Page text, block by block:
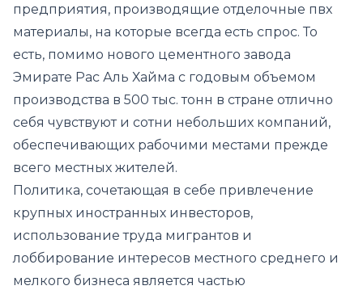
предприятия, производящие отделочные пвх
материалы, на которые всегда есть спрос. То
есть, помимо нового цементного завода
Эмирате Рас Аль Хайма с годовым объемом
производства в 500 тыс. тонн в стране отлично
себя чувствуют и сотни небольших компаний,
обеспечивающих рабочими местами прежде
всего местных жителей.
Политика, сочетающая в себе привлечение
крупных иностранных инвесторов,
использование труда мигрантов и
лоббирование интересов местного среднего и
мелкого бизнеса является частью